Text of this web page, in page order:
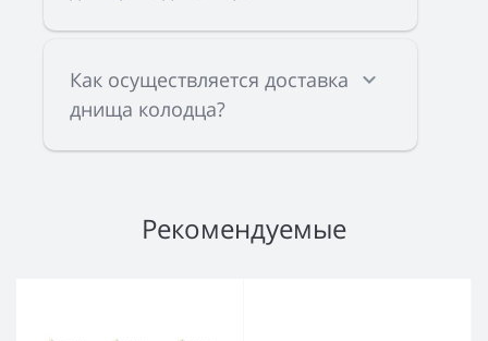
Как осуществляется доставка
днища колодца?
Рекомендуемые